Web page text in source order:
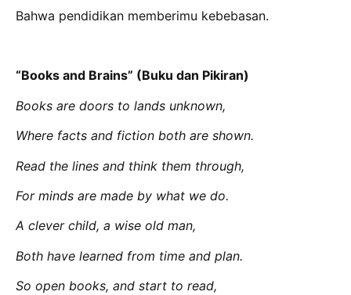
Bahwa pendidikan memberimu kebebasan.
“Books and Brains” (Buku dan Pikiran)
Books are doors to lands unknown,
Where facts and fiction both are shown.
Read the lines and think them through,
For minds are made by what we do.
A clever child, a wise old man,
Both have learned from time and plan.
So open books, and start to read,